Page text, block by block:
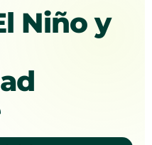
Niño y